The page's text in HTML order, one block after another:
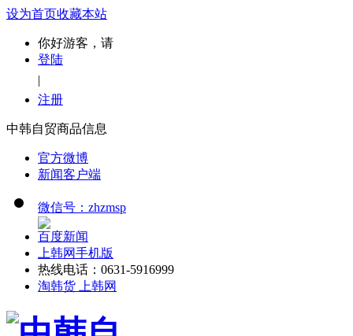
设为首页收藏本站
你好游客，请
登陆
|
注册
中韩自贸商品信息
官方微博
新闻客户端
微信号：zhzmsp
百度新闻
上韩网手机版
热线电话：0631-5916999
淘韩货 上韩网